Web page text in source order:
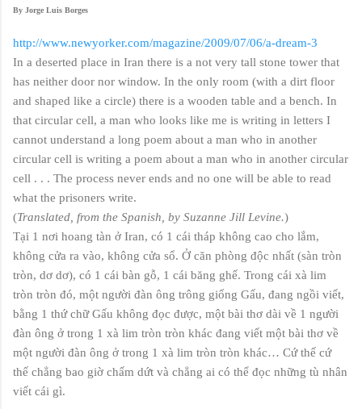
By Jorge Luis Borges
http://www.newyorker.com/magazine/2009/07/06/a-dream-3
In a deserted place in Iran there is a not very tall stone tower that
has neither door nor window. In the only room (with a dirt floor
and shaped like a circle) there is a wooden table and a bench. In
that circular cell, a man who looks like me is writing in letters I
cannot understand a long poem about a man who in another
circular cell is writing a poem about a man who in another circular
cell . . . The process never ends and no one will be able to read
what the prisoners write.
(Translated, from the Spanish, by Suzanne Jill Levine.)
Tại 1 nơi hoang tàn ở Iran, có 1 cái tháp không cao cho lắm,
không cửa ra vào, không cửa sổ. Ở căn phòng độc nhất (sàn tròn
tròn, dơ dơ), có 1 cái bàn gỗ, 1 cái băng ghế. Trong cái xà lim
tròn tròn đó, một người đàn ông trông giống Gấu, đang ngồi viết,
bằng 1 thứ chữ Gấu không đọc được, một bài thơ dài về 1 người
đàn ông ở trong 1 xà lim tròn tròn khác đang viết một bài thơ về
một người đàn ông ở trong 1 xà lim tròn tròn khác… Cứ thế cứ
thế chẳng bao giờ chấm dứt và chẳng ai có thể đọc những tù nhân
viết cái gì.